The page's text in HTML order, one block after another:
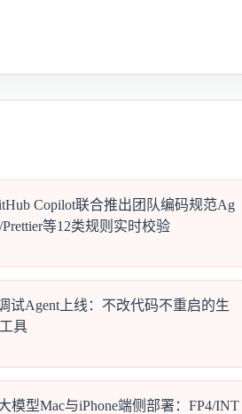
Copilot联合推出团队编码规范Ag
等12类规则实时校验
试Agent上线：不改代码不重启的生
具
模型Mac与iPhone端侧部署：FP4/INT